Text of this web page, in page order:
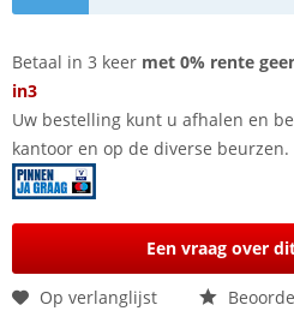
Betaal in 3 keer met 0% rente
in3
Uw bestelling kunt u afhalen en
kantoor en op de diverse
Een vraag over
Op verlanglijst